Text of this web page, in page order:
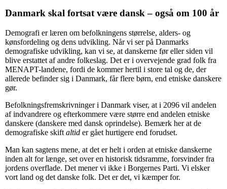
Danmark skal fortsat være dansk – også om 100 år
Demografi er læren om befolkningens størrelse, alders- og
kønsfordeling og dens udvikling. Når vi ser på Danmarks
demografiske udvikling, kan vi se, at danskerne før eller siden vil
blive erstattet af andre folkeslag. Det er i overvejende grad folk fra
MENAPT-landene, fordi de kommer hertil i store tal og de, der
allerede befinder sig i Danmark, får flere børn, end etniske danskere
gør.
Befolkningsfremskrivninger i Danmark viser, at i 2096 vil andelen
af indvandrere og efterkommere være større end andelen etniske
danskere (danskere med dansk oprindelse). Bemærk her at de
demografiske skiftaltid er gået hurtigere end forudset.
Man kan sagtens mene, at det er helt i orden at etniske danskerne
inden alt for længe, set over en historisk tidsramme, forsvinder fra
jordens overflade. Det mener vi ikke i Borgernes Parti. Vi elsker
vort land og det danske folk. Det er det, vi kæmper for.